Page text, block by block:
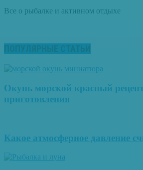
Все о рыбалке и активном отдыхе
ПОПУЛЯРНЫЕ СТАТЬИ
Окунь морской красный
приготовления
Какое атмосферное давление